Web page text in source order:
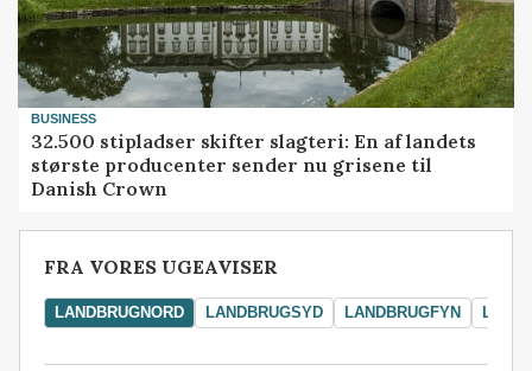
BUSINESS
32.500 stipladser skifter slagteri: En af landets
største producenter sender nu grisene til
Danish Crown
FRA VORES UGEAVISER
LANDBRUGNORD LANDBRUGSYD LANDBRUGFYN